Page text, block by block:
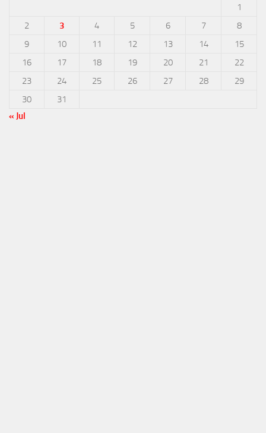
1
2
3 4 5 6 7
8
9
10 11 12 13 14
15
16
17 18 19 20 21
22
23
24 25 26 27 28
29
30
31
« Jul